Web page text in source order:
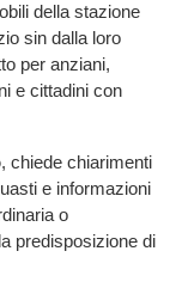
della stazione
sin dalla loro
per anziani,
e cittadini con
, chiede chiarimenti
e informazioni
o
predisposizione di